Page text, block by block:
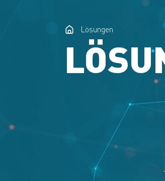
Lösungen